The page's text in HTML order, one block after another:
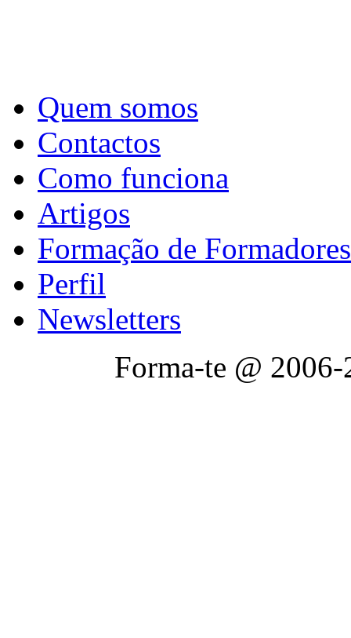
Quem somos
Contactos
Como funciona
Artigos
Formação de Formadores
Perfil
Newsletters
Forma-te @